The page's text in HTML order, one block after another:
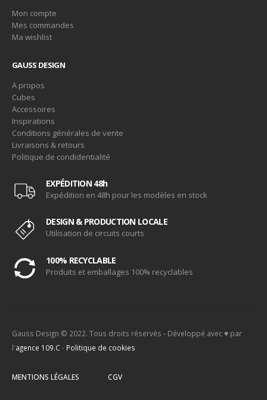
Mon compte
Mes commandes
Ma wishlist
GAUSS DESIGN
A propos
Cubes
Accessoires
Inspirations
Conditions générales de vente
Livraisons & retours
Politique de condidentialité
EXPÉDITION 48h
Expédition en 48h pour les modèles en stock
DESIGN & PRODUCTION LOCALE
Utilisation de circuits courts
100% RECYCLABLE
Produits et emballages 100% recyclables
Gauss Design © 2022. Tous droits réservés - Développé avec ♥ par
l'agence 109.C- Politique de cookies
MENTIONS LÉGALES CGV